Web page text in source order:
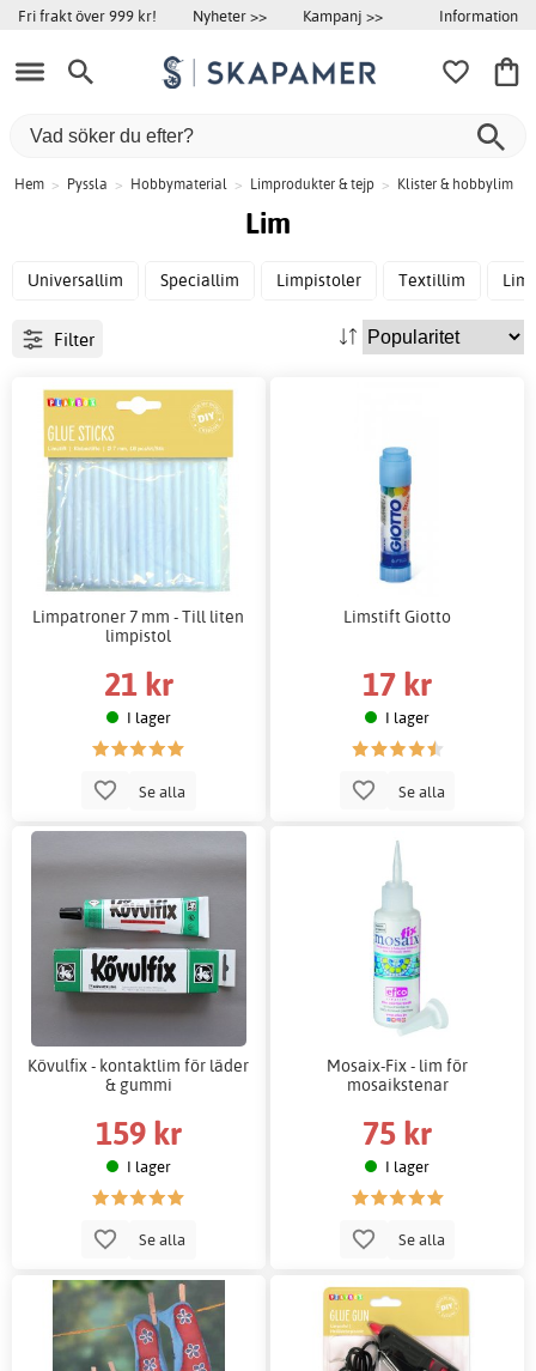
Fri frakt över 999 kr! Nyheter >> Kampanj >> Information
Hem > Pyssla > Hobbymaterial > Limprodukter & tejp > Klister & hobbylim
Lim
Universallim Speciallim Limpistoler Textillim
Filter
Limpatroner 7 mm - Till liten
limpistol
21 kr
I lager
Se alla
Limstift Giotto
17 kr
I lager
Se alla
Kövulfix - kontaktlim för läder
& gummi
159 kr
I lager
Se alla
Mosaix-Fix - lim för
mosaikstenar
75 kr
I lager
Se alla